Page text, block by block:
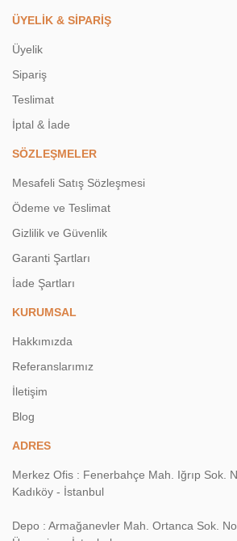
ÜYELİK & SİPARİŞ
Üyelik
Sipariş
Teslimat
İptal & İade
SÖZLEŞMELER
Mesafeli Satış Sözleşmesi
Ödeme ve Teslimat
Gizlilik ve Güvenlik
Garanti Şartları
İade Şartları
KURUMSAL
Hakkımızda
Referanslarımız
İletişim
Blog
ADRES
Merkez Ofis : Fenerbahçe Mah. Iğrıp Sok.
Kadıköy - İstanbul
Depo : Armağanevler Mah. Ortanca Sok.